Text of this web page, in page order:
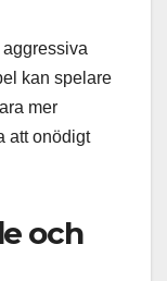
kan spelare
mer
att onödigt
och